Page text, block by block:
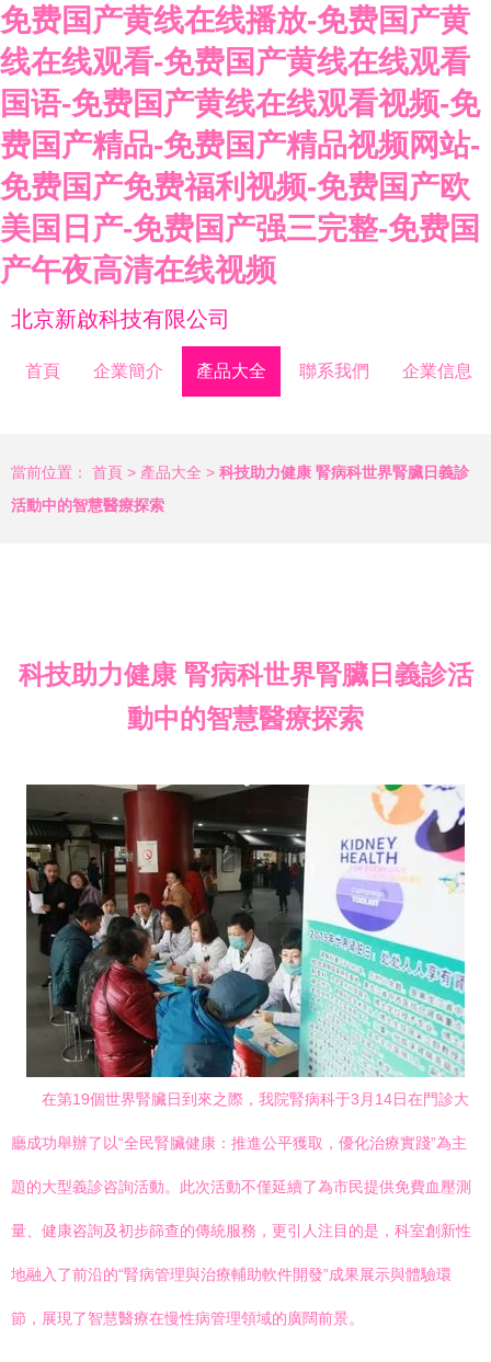
免费国产黄线在线播放-免费国产黄
线在线观看-免费国产黄线在线观看
国语-免费国产黄线在线观看视频-免
费国产精品-免费国产精品视频网站-
免费国产免费福利视频-免费国产欧
美国日产-免费国产强三完整-免费国
产午夜高清在线视频
北京新啟科技有限公司
首頁 企業簡介 產品大全 聯系我們 企業信息
當前位置： 首頁 > 產品大全 > 科技助力健康 腎病科世界腎臟日義診
活動中的智慧醫療探索
科技助力健康 腎病科世界腎臟日義診活
動中的智慧醫療探索
在第19個世界腎臟日到來之際，我院腎病科于3月14日在門診大
廳成功舉辦了以“全民腎臟健康：推進公平獲取，優化治療實踐”為主
題的大型義診咨詢活動。此次活動不僅延續了為市民提供免費血壓測
量、健康咨詢及初步篩查的傳統服務，更引人注目的是，科室創新性
地融入了前沿的“腎病管理與治療輔助軟件開發”成果展示與體驗環
節，展現了智慧醫療在慢性病管理領域的廣闊前景。